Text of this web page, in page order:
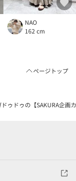
NAO
162 cm
ページトップ
ドゥドゥの【SAKURA企画